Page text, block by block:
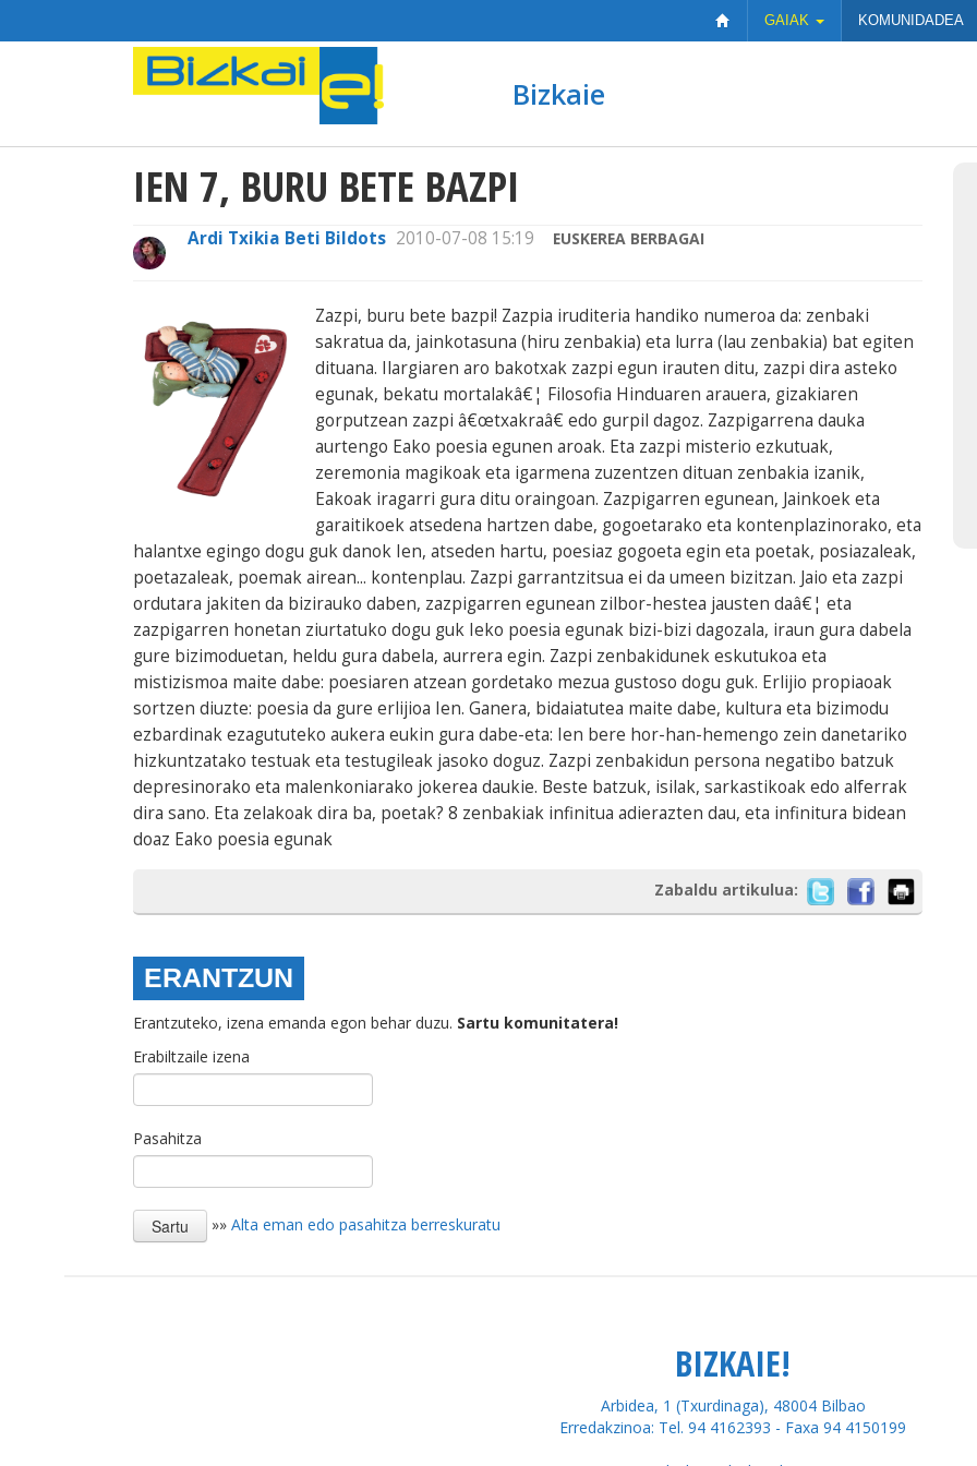
GAIAK KOMUNIDADEA
Bizkaie
IEN 7, BURU BETE BAZPI
Ardi Txikia Beti Bildots 2010-07-08 15:19 EUSKEREA BERBAGAI
Zazpi, buru bete bazpi! Zazpia iruditeria handiko numeroa da: zenbaki
sakratua da, jainkotasuna (hiru zenbakia) eta lurra (lau zenbakia) bat egiten
dituana. Ilargiaren aro bakotxak zazpi egun irauten ditu, zazpi dira asteko
egunak, bekatu mortalakâ€¦ Filosofia Hinduaren arauera, gizakiaren
gorputzean zazpi â€œtxakraâ€ edo gurpil dagoz. Zazpigarrena dauka
aurtengo Eako poesia egunen aroak. Eta zazpi misterio ezkutuak,
zeremonia magikoak eta igarmena zuzentzen dituan zenbakia izanik,
Eakoak iragarri gura ditu oraingoan. Zazpigarren egunean, Jainkoek eta
garaitikoek atsedena hartzen dabe, gogoetarako eta kontenplazinorako, eta
halantxe egingo dogu guk danok Ien, atseden hartu, poesiaz gogoeta egin eta poetak, posiazaleak,
poetazaleak, poemak airean... kontenplau. Zazpi garrantzitsua ei da umeen bizitzan. Jaio eta zazpi
ordutara jakiten da bizirauko daben, zazpigarren egunean zilbor-hestea jausten daâ€¦ eta
zazpigarren honetan ziurtatuko dogu guk Ieko poesia egunak bizi-bizi dagozala, iraun gura dabela
gure bizimoduetan, heldu gura dabela, aurrera egin. Zazpi zenbakidunek eskutukoa eta
mistizismoa maite dabe: poesiaren atzean gordetako mezua gustoso dogu guk. Erlijio propiaoak
sortzen diuzte: poesia da gure erlijioa Ien. Ganera, bidaiatutea maite dabe, kultura eta bizimodu
ezbardinak ezagututeko aukera eukin gura dabe-eta: Ien bere hor-han-hemengo zein danetariko
hizkuntzatako testuak eta testugileak jasoko doguz. Zazpi zenbakidun persona negatibo batzuk
depresinorako eta malenkoniarako jokerea daukie. Beste batzuk, isilak, sarkastikoak edo alferrak
dira sano. Eta zelakoak dira ba, poetak? 8 zenbakiak infinitua adierazten dau, eta infinitura bidean
doaz Eako poesia egunak
Zabaldu artikulua:
ERANTZUN
Erantzuteko, izena emanda egon behar duzu. Sartu komunitatera!
Erabiltzaile izena
Pasahitza
»» Alta eman edo pasahitza berreskuratu
BIZKAIE!
Arbidea, 1 (Txurdinaga), 48004 Bilbao
Erredakzinoa: Tel. 94 4162393 - Faxa 94 4150199